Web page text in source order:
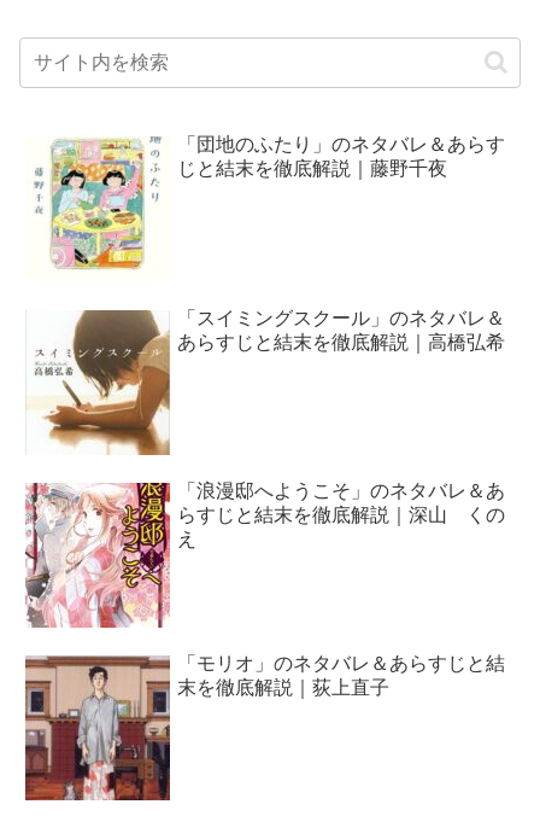
「団地のふたり」のネタバレ＆あらす
じと結末を徹底解説｜藤野千夜
「スイミングスクール」のネタバレ＆
あらすじと結末を徹底解説｜高橋弘希
「浪漫邸へようこそ」のネタバレ＆あ
らすじと結末を徹底解説｜深山 くの
え
「モリオ」のネタバレ＆あらすじと結
末を徹底解説｜荻上直子